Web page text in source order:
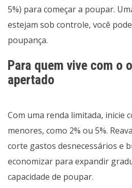
5%) para começar a poupar.
estejam sob controle, você
poupança.
Para quem vive com o
apertado
Com uma renda limitada, inicie
menores, como 2% ou 5%.
corte gastos desnecessários e
economizar para expandir
capacidade de poupar.